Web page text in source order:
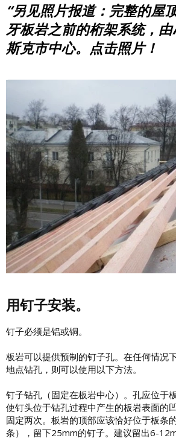
“另见照片报道：完整的屋
牙板岩之前的桁架系统，
斯克市中心。点击照片！
用钉子安装。
钉子必须是铝或铜。
板岩可以提供预制的钉子孔。在任何情况
地点钻孔，则可以使用以下方法。
钉子钻孔（固定在板岩中心）。孔应位于
使钉头位于钻孔过程中产生的板岩表面的
固定两次。板岩的顶部应该恰好位于板条
条），留下25mm的钉子。建议留出6-